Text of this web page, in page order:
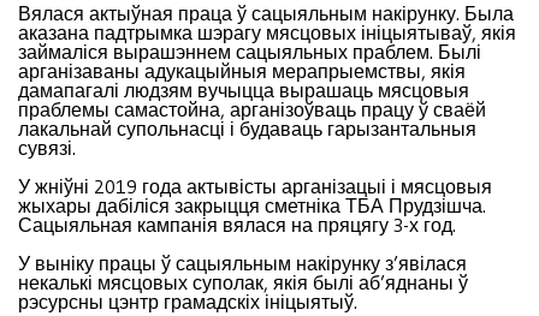
Вялася актыўная праца ў сацыяльным накірунку. Была
аказана падтрымка шэрагу мясцовых ініцыятываў, якія
займаліся вырашэннем сацыяльных праблем. Былі
арганізаваны адукацыйныя мерапрыемствы, якія
дамапагалі людзям вучыцца вырашаць мясцовыя
праблемы самастойна, арганізоўваць працу ў сваёй
лакальнай супольнасці і будаваць гарызантальныя
сувязі.
У жніўні 2019 года актывісты арганізацыі і мясцовыя
жыхары дабіліся закрыцця сметніка ТБА Прудзішча.
Сацыяльная кампанія вялася на пряцягу 3-х год.
У выніку працы ў сацыяльным накірунку з’явілася
некалькі мясцовых суполак, якія былі аб’яднаны ў
рэсурсны цэнтр грамадскіх ініцыятыў.